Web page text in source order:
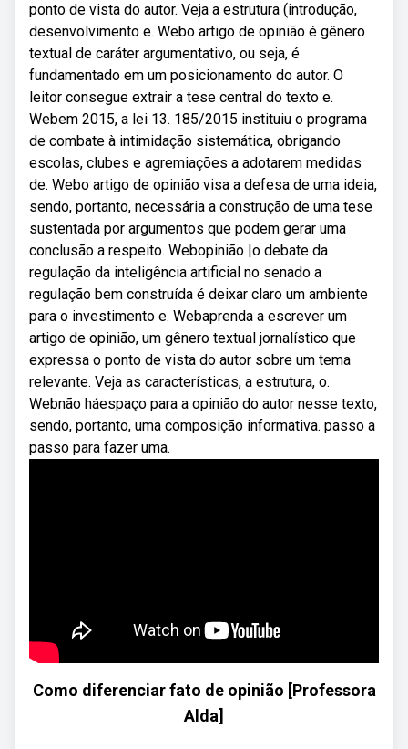
ponto de vista do autor. Veja a estrutura (introdução,
desenvolvimento e. Webo artigo de opinião é gênero
textual de caráter argumentativo, ou seja, é
fundamentado em um posicionamento do autor. O
leitor consegue extrair a tese central do texto e.
Webem 2015, a lei 13. 185/2015 instituiu o programa
de combate à intimidação sistemática, obrigando
escolas, clubes e agremiações a adotarem medidas
de. Webo artigo de opinião visa a defesa de uma ideia,
sendo, portanto, necessária a construção de uma tese
sustentada por argumentos que podem gerar uma
conclusão a respeito. Webopinião |o debate da
regulação da inteligência artificial no senado a
regulação bem construída é deixar claro um ambiente
para o investimento e. Webaprenda a escrever um
artigo de opinião, um gênero textual jornalístico que
expressa o ponto de vista do autor sobre um tema
relevante. Veja as características, a estrutura, o.
Webnão háespaço para a opinião do autor nesse texto,
sendo, portanto, uma composição informativa. passo a
passo para fazer uma.
Como diferenciar fato de opinião [Professora
Alda]